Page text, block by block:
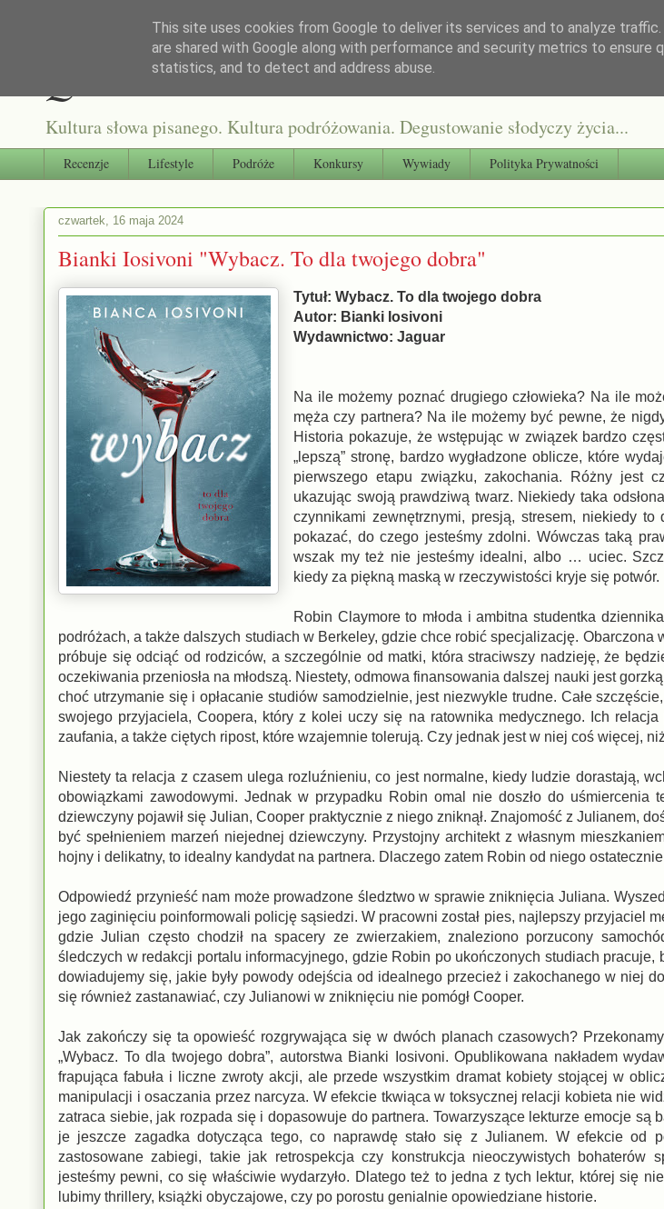
Qultura słowa
Kultura słowa pisanego. Kultura podróżowania. Degustowanie słodyczy życia...
Recenzje Lifestyle Podróże Konkursy Wywiady Polityka Prywatności
czwartek, 16 maja 2024
Bianki Iosivoni "Wybacz. To dla twojego dobra"
Tytuł: Wybacz. To dla twojego dobra
Autor: Bianki Iosivoni
Wydawnictwo: Jaguar
Na ile możemy poznać drugiego człowieka? Na ile
męża czy partnera? Na ile możemy być pewne, że
Historia pokazuje, że wstępując w związek bardzo
„lepszą” stronę, bardzo wygładzone oblicze, które
pierwszego etapu związku, zakochania. Różny jest
ukazując swoją prawdziwą twarz. Niekiedy taka
czynnikami zewnętrznymi, presją, stresem, niekiedy
pokazać, do czego jesteśmy zdolni. Wówczas taką
wszak my też nie jesteśmy idealni, albo … uciec.
kiedy za piękną maską w rzeczywistości kryje się potwór.
Robin Claymore to młoda i ambitna studentka
podróżach, a także dalszych studiach w Berkeley, gdzie chce robić specjalizację. Obarczona
próbuje się odciąć od rodziców, a szczególnie od matki, która straciwszy nadzieję, że
oczekiwania przeniosła na młodszą. Niestety, odmowa finansowania dalszej nauki jest
choć utrzymanie się i opłacanie studiów samodzielnie, jest niezwykle trudne. Całe
swojego przyjaciela, Coopera, który z kolei uczy się na ratownika medycznego. Ich relacja
zaufania, a także ciętych ripost, które wzajemnie tolerują. Czy jednak jest w niej coś więcej,
Niestety ta relacja z czasem ulega rozluźnieniu, co jest normalne, kiedy ludzie dorastają,
obowiązkami zawodowymi. Jednak w przypadku Robin omal nie doszło do uśmiercenia
dziewczyny pojawił się Julian, Cooper praktycznie z niego zniknął. Znajomość z Julianem,
być spełnieniem marzeń niejednej dziewczyny. Przystojny architekt z własnym
hojny i delikatny, to idealny kandydat na partnera. Dlaczego zatem Robin od niego
Odpowiedź przynieść nam może prowadzone śledztwo w sprawie zniknięcia Juliana.
jego zaginięciu poinformowali policję sąsiedzi. W pracowni został pies, najlepszy przyjaciel
gdzie Julian często chodził na spacery ze zwierzakiem, znaleziono porzucony
śledczych w redakcji portalu informacyjnego, gdzie Robin po ukończonych studiach pracuje,
dowiadujemy się, jakie były powody odejścia od idealnego przecież i zakochanego w niej
się również zastanawiać, czy Julianowi w zniknięciu nie pomógł Cooper.
Jak zakończy się ta opowieść rozgrywająca się w dwóch planach czasowych?
„Wybacz. To dla twojego dobra”, autorstwa Bianki Iosivoni. Opublikowana nakładem
frapująca fabuła i liczne zwroty akcji, ale przede wszystkim dramat kobiety stojącej w
manipulacji i osaczania przez narcyza. W efekcie tkwiąca w toksycznej relacji kobieta nie
zatraca siebie, jak rozpada się i dopasowuje do partnera. Towarzyszące lekturze emocje są
je jeszcze zagadka dotycząca tego, co naprawdę stało się z Julianem. W efekcie od
zastosowane zabiegi, takie jak retrospekcja czy konstrukcja nieoczywistych bohaterów
jesteśmy pewni, co się właściwie wydarzyło. Dlatego też to jedna z tych lektur, której się
lubimy thrillery, książki obyczajowe, czy po porostu genialnie opowiedziane historie.
This site uses cookies from Google to deliver its services and to analyze traffic.
are shared with Google along with performance and security metrics to ensure
statistics, and to detect and address abuse.